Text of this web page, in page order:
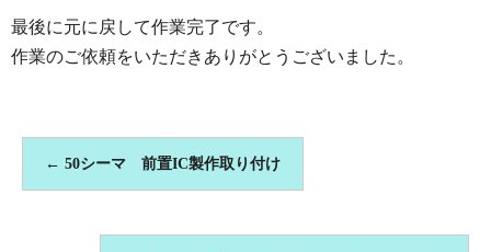
最後に元に戻して作業完了です。
作業のご依頼をいただきありがとうございました。
← 50シーマ 前置IC製作取り付け